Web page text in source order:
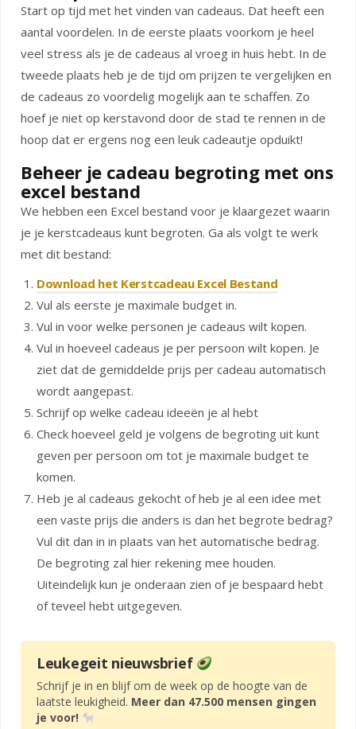
Start op tijd met het vinden van cadeaus. Dat heeft een
aantal voordelen. In de eerste plaats voorkom je heel
veel stress als je de cadeaus al vroeg in huis hebt. In de
tweede plaats heb je de tijd om prijzen te vergelijken en
de cadeaus zo voordelig mogelijk aan te schaffen. Zo
hoef je niet op kerstavond door de stad te rennen in de
hoop dat er ergens nog een leuk cadeautje opduikt!
Beheer je cadeau begroting met ons
excel bestand
We hebben een Excel bestand voor je klaargezet waarin
je je kerstcadeaus kunt begroten. Ga als volgt te werk
met dit bestand:
Download het Kerstcadeau Excel Bestand
Vul als eerste je maximale budget in.
Vul in voor welke personen je cadeaus wilt kopen.
Vul in hoeveel cadeaus je per persoon wilt kopen. Je
ziet dat de gemiddelde prijs per cadeau automatisch
wordt aangepast.
Schrijf op welke cadeau ideeën je al hebt
Check hoeveel geld je volgens de begroting uit kunt
geven per persoon om tot je maximale budget te
komen.
Heb je al cadeaus gekocht of heb je al een idee met
een vaste prijs die anders is dan het begrote bedrag?
Vul dit dan in in plaats van het automatische bedrag.
De begroting zal hier rekening mee houden.
Uiteindelijk kun je onderaan zien of je bespaard hebt
of teveel hebt uitgegeven.
Leukegeit nieuwsbrief
Schrijf je in en blijf om de week op de hoogte van de
laatste leukigheid. Meer dan 47.500 mensen gingen
je voor!